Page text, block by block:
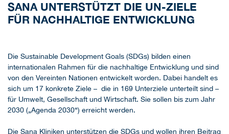
SANA UNTERSTÜTZT DIE UN-ZIELE
FÜR NACHHALTIGE ENTWICKLUNG
Die Sustainable Development Goals (SDGs) bilden einen
internationalen Rahmen für die nachhaltige Entwicklung und sind
von den Vereinten Nationen entwickelt worden. Dabei handelt es
sich um 17 konkrete Ziele – die in 169 Unterziele unterteilt sind –
für Umwelt, Gesellschaft und Wirtschaft. Sie sollen bis zum Jahr
2030 („Agenda 2030“) erreicht werden.
Die Sana Kliniken unterstützen die SDGs und wollen ihren Beitrag